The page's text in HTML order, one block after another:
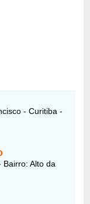
- Curitiba -
Alto da